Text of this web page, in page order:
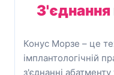
З'єднання
Конус Морзе – це
імплантологічній
з'єднанні абатменту